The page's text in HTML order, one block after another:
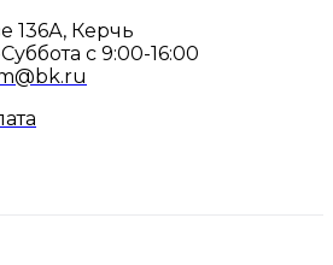
136А, Керчь
с 9:00-16:00